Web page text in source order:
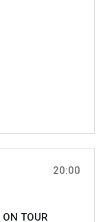
20:00
ON TOUR